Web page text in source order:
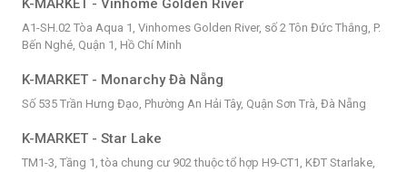
K-MARKET - Vinhome Golden River
A1-SH.02 Tòa Aqua 1, Vinhomes Golden River, số 2 Tôn Đức Thắng, P.
Bến Nghé, Quận 1, Hồ Chí Minh
K-MARKET - Monarchy Đà Nẵng
Số 535 Trần Hưng Đạo, Phường An Hải Tây, Quận Sơn Trà, Đà Nẵng
K-MARKET - Star Lake
TM1-3, Tầng 1, tòa chung cư 902 thuộc tổ hợp H9-CT1, KĐT Starlake,